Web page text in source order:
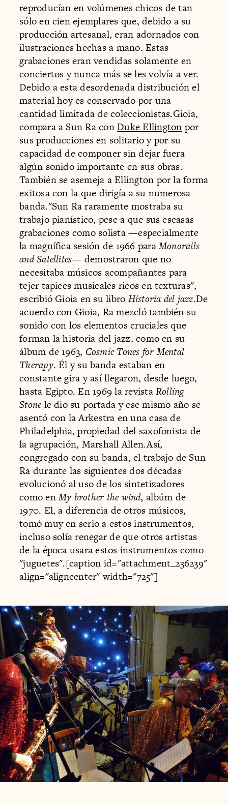
reproducían en volúmenes chicos de tan
sólo en cien ejemplares que, debido a su
producción artesanal, eran adornados con
ilustraciones hechas a mano. Estas
grabaciones eran vendidas solamente en
conciertos y nunca más se les volvía a ver.
Debido a esta desordenada distribución el
material hoy es conservado por una
cantidad limitada de coleccionistas.Gioia,
compara a Sun Ra conDuke Ellington por
sus producciones en solitario y por su
capacidad de componer sin dejar fuera
algún sonido importante en sus obras.
También se asemeja a Ellington por la forma
exitosa con la que dirigía a su numerosa
banda."Sun Ra raramente mostraba su
trabajo pianístico, pese a que sus escasas
grabaciones como solista —especialmente
la magnífica sesión de 1966 paraMonorails
and Satellites— demostraron que no
necesitaba músicos acompañantes para
tejer tapices musicales ricos en texturas",
escribió Gioia en su libro Historia del jazz.De
acuerdo con Gioia, Ra mezcló también su
sonido con los elementos cruciales que
forman la historia del jazz, como en su
álbum de 1963, Cosmic Tones for Mental
Therapy. Él y su banda estaban en
constante gira y así llegaron, desde luego,
hasta Egipto. En 1969 la revistaRolling
Stonele dio su portada y ese mismo año se
asentó con la Arkestra en una casa de
Philadelphia, propiedad del saxofonista de
la agrupación, Marshall Allen.Así,
congregado con su banda, el trabajo de Sun
Ra durante las siguientes dos décadas
evolucionó al uso de los sintetizadores
como enMy brother the wind,albúm de
1970. El, a diferencia de otros músicos,
tomó muy en serio a estos instrumentos,
incluso solía renegar de que otros artistas
de la época usara estos instrumentos como
"juguetes".[caption id="attachment_236239"
align="aligncenter" width="725"]